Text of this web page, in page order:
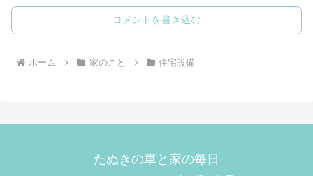
コメントを書き込む
ホーム 家のこと 住宅設備
たぬきの車と家の毎日